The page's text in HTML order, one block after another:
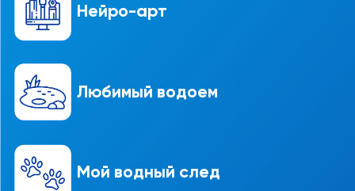
Любимый водоем
Мой водный след
Нейро-арт